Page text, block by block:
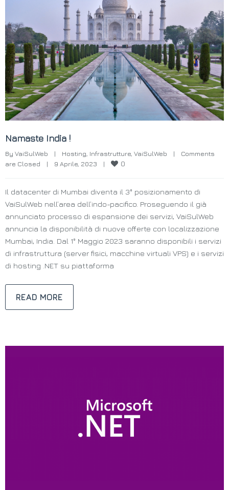
Namaste India !
By VaiSulWeb | Hosting Infrastrutture VaiSulWeb |
Comments
are Closed
| 9 Aprile, 2023 | 0
Il datacenter di Mumbai diventa il 3° posizionamento di
VaiSulWeb nell’area dell’indo-pacifico. Proseguendo il già
annunciato processo di espansione dei servizi, VaiSulWeb
annuncia la disponibilità di nuove offerte con localizzazione
Mumbai, India. Dal 1° Maggio 2023 saranno disponibili i servizi
di infrastruttura (server fisici, macchine virtuali VPS) e i servizi
di hosting .NET su piattaforma
READ MORE